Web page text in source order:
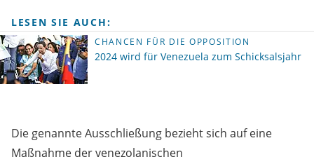
LESEN SIE AUCH:
CHANCEN FÜR DIE OPPOSITION
2024 wird für Venezuela zum Schicksalsjahr
Die genannte Ausschließung bezieht sich auf eine
Maßnahme der venezolanischen